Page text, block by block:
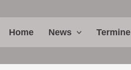
Home News Termine